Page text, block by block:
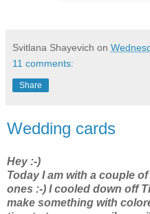
Svitlana Shayevich on
11 comments:
Share
Wedding cards
Hey :-)
Today I am with a couple
ones :-) I cooled down off
make something with